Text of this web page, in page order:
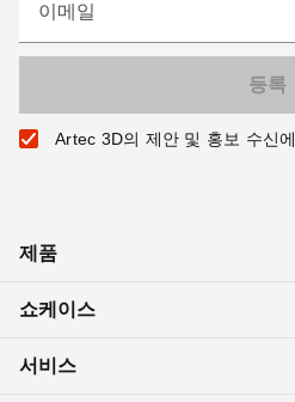
이메일
Artec 3D의 제안 및 홍보 수신
제품
쇼케이스
서비스